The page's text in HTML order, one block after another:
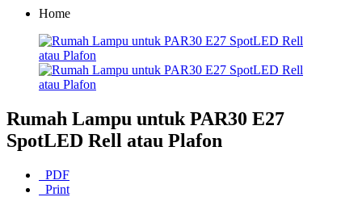
Home
Rumah Lampu untuk PAR30 E27
SpotLED Rell atau Plafon
PDF
Print